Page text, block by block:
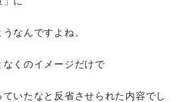
なんですよね。
くのイメージだけで
いたなと反省させられた内容でし